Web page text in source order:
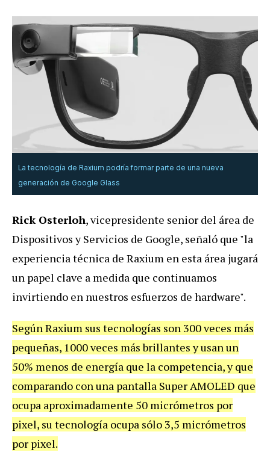
La tecnología de Raxium podría formar parte de una nueva
generación de Google Glass
Rick Osterloh, vicepresidente senior del área de
Dispositivos y Servicios de Google, señaló que "la
experiencia técnica de Raxium en esta área jugará
un papel clave a medida que continuamos
invirtiendo en nuestros esfuerzos de hardware".
Según Raxium sus tecnologías son 300 veces más
pequeñas, 1000 veces más brillantes y usan un
50% menos de energía que la competencia, y que
comparando con una pantalla Super AMOLED que
ocupa aproximadamente 50 micrómetros por
pixel, su tecnología ocupa sólo 3,5 micrómetros
por pixel.